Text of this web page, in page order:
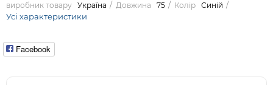
виробник товару Україна Довжина 75 Колір Синій
Усі характеристики
Facebook